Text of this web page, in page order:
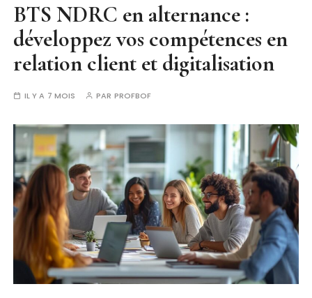
BTS NDRC en alternance :
développez vos compétences en
relation client et digitalisation
IL Y A 7 MOIS PAR PROFBOF